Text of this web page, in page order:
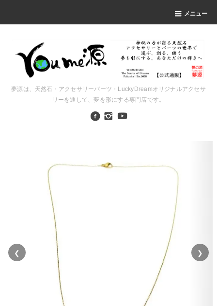
メニュー
夢源は、天然石・アクセサリーパーツ・LuckyDreamオリジナルアクセサ
リーを通して、夢を形にする専門店です。
❮ ❯